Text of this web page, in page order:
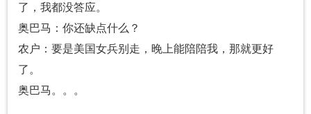
了，我都没答应。
奥巴马：你还缺点什么？
农户：要是美国女兵别走，晚上能陪陪我，那就更好
了。
奥巴马。。。